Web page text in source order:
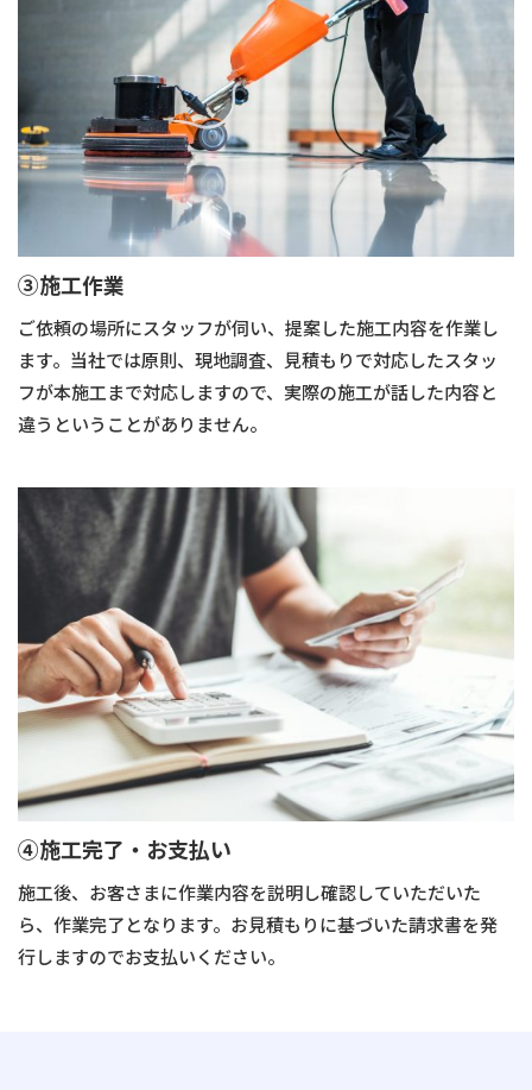
③施工作業
ご依頼の場所にスタッフが伺い、提案した施工内容を作業し
ます。当社では原則、現地調査、見積もりで対応したスタッ
フが本施工まで対応しますので、実際の施工が話した内容と
違うということがありません。
➃施工完了・お支払い
施工後、お客さまに作業内容を説明し確認していただいた
ら、作業完了となります。お見積もりに基づいた請求書を発
行しますのでお支払いください。